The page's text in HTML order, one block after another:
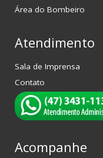
Área do Bombeiro
Atendimento
Sala de Imprensa
Contato
Acompanhe